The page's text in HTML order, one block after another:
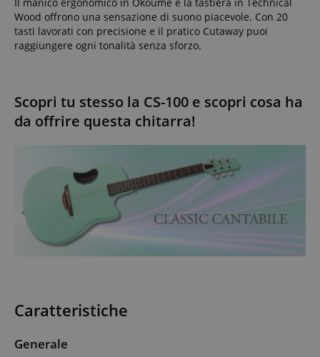
Wood offrono una sensazione di suono piacevole. Con 20
tasti lavorati con precisione e il pratico Cutaway puoi
raggiungere ogni tonalità senza sforzo.
Scopri tu stesso la CS-100 e scopri cosa ha
da offrire questa chitarra!
Caratteristiche
Generale